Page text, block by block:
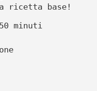
ricetta base!
minuti